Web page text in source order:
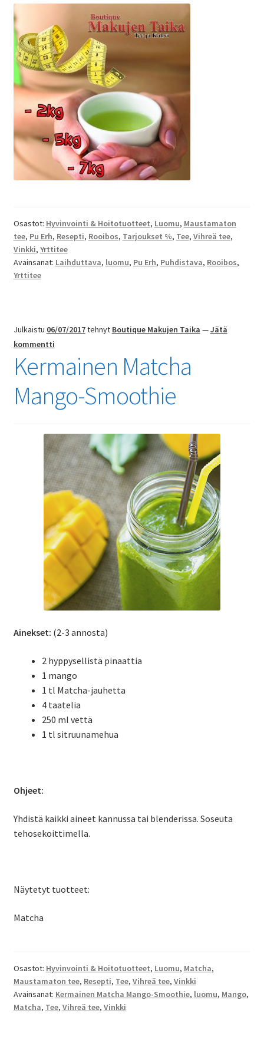
Osastot: Hyvinvointi & Hoitotuotteet, Luomu, Maustamaton
tee, Pu Erh, Resepti, Rooibos, Tarjoukset %, Tee, Vihreä tee,
Vinkki, Yrttitee
Avainsanat: Laihduttava, luomu, Pu Erh, Puhdistava, Rooibos,
Yrttitee
Julkaistu 06/07/2017tehnyt Boutique Makujen Taika —Jätä
kommentti
Kermainen Matcha
Mango-Smoothie
Ainekset: (2-3 annosta)
2 hyppysellistä pinaattia
1 mango
1 tl Matcha-jauhetta
4 taatelia
250 ml vettä
1 tl sitruunamehua
Ohjeet:
Yhdistä kaikki aineet kannussa tai blenderissa. Soseuta
tehosekoittimella.
Näytetyt tuotteet:
Matcha
Osastot: Hyvinvointi & Hoitotuotteet, Luomu, Matcha,
Maustamaton tee, Resepti, Tee, Vihreä tee, Vinkki
Avainsanat: Kermainen Matcha Mango-Smoothie, luomu, Mango,
Matcha, Tee, Vihreä tee, Vinkki